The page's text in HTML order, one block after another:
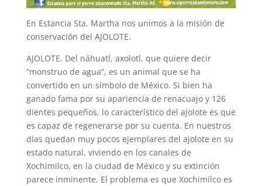
En Estancia Sta. Martha nos unimos a la misión de
conservación del AJOLOTE.
AJOLOTE. Del náhuatl, axolotl, que quiere decir
“monstruo de agua”, es un animal que se ha
convertido en un símbolo de México. Si bien ha
ganado fama por su apariencia de renacuajo y 126
dientes pequeños, lo característico del ajolote es que
es capaz de regenerarse por su cuenta. En nuestros
días quedan muy pocos ejemplares del ajolote en su
estado natural, viviendo en los canales de
Xochimilco, en la ciudad de México y su extinción
parece inminente. El problema es que Xochimilco es